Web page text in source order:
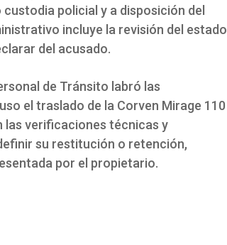
policial y a disposición del
incluye la revisión del estado
del acusado.
de Tránsito labró las
el traslado de la Corven Mirage 110
las verificaciones técnicas y
su restitución o retención,
por el propietario.